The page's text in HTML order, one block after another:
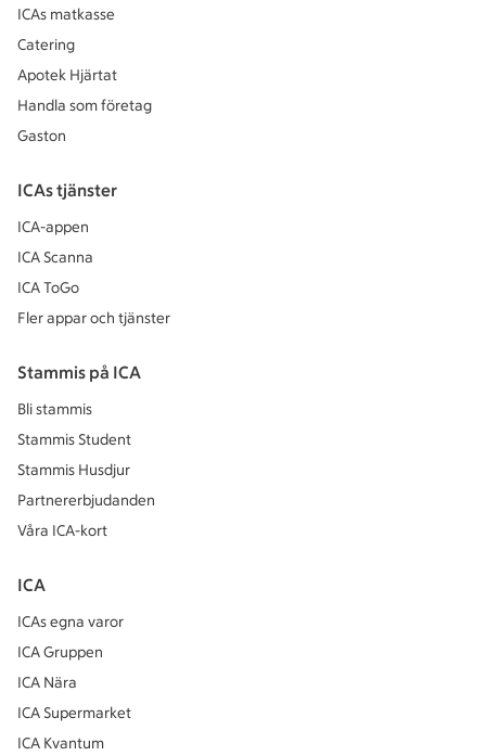
ICAs matkasse
Catering
Apotek Hjärtat
Handla som företag
Gaston
ICAs tjänster
ICA-appen
ICA Scanna
ICA ToGo
Fler appar och tjänster
Stammis på ICA
Bli stammis
Stammis Student
Stammis Husdjur
Partnererbjudanden
Våra ICA-kort
ICA
ICAs egna varor
ICA Gruppen
ICA Nära
ICA Supermarket
ICA Kvantum